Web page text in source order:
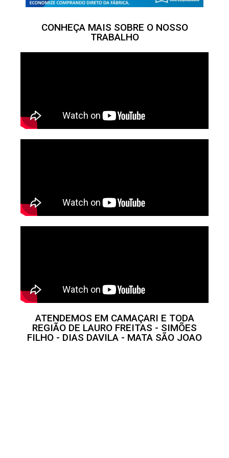
CONHEÇA MAIS SOBRE O NOSSO
TRABALHO
ATENDEMOS EM CAMAÇARI E TODA
REGIÃO DE LAURO FREITAS - SIMÕES
FILHO - DIAS DAVILA - MATA SÃO JOAO